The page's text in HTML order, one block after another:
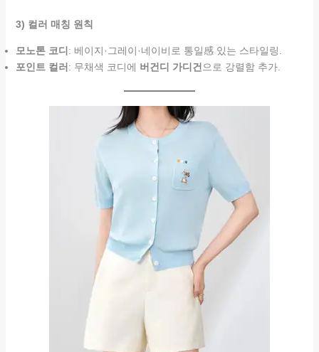
3) 컬러 매칭 원칙
모노톤 코디 : 베이지·그레이·네이비로 통일感 있는 스타일링.
포인트 컬러 : 무채색 코디에 버건디 가디건 으로 강렬함 추가.